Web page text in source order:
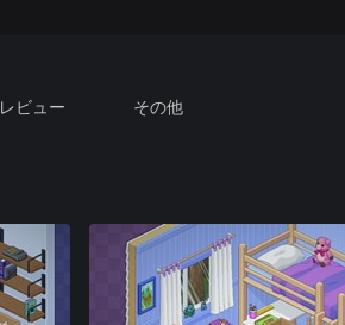
レビュー その他